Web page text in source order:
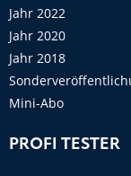
Jahr 2022
Jahr 2020
Jahr 2018
Mini-Abo
PROFI TESTER